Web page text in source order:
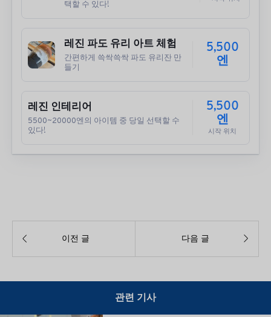
택할 수 있다!
레진 파도 유리 아트 체험
간편하게 쓱싹쓱싹 파도 유리잔 만
들기
5,500
엔
레진 인테리어
5500~20000엔의 아이템 중 당일 선택할 수
있다!
5,500
엔
시작 위치
 이전 글 다음 글 
관련 기사